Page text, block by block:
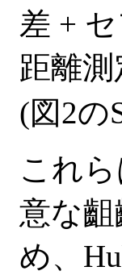
差 +
距離
(図2の
これ
意な
め、